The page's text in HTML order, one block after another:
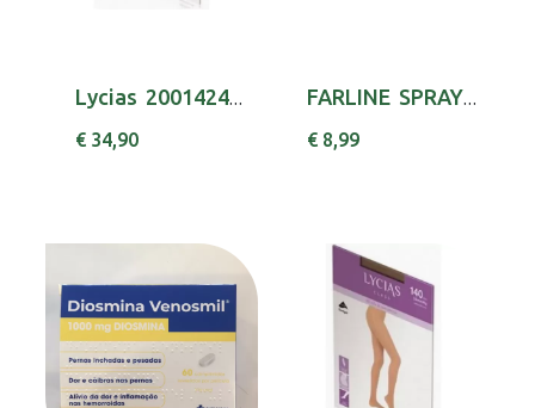
Lycias 2001424300 Class Meia 140 T4 Nude
€ 34,90
FARLINE SPRAY PERNAS CANSADAS 200ML
€ 8,99